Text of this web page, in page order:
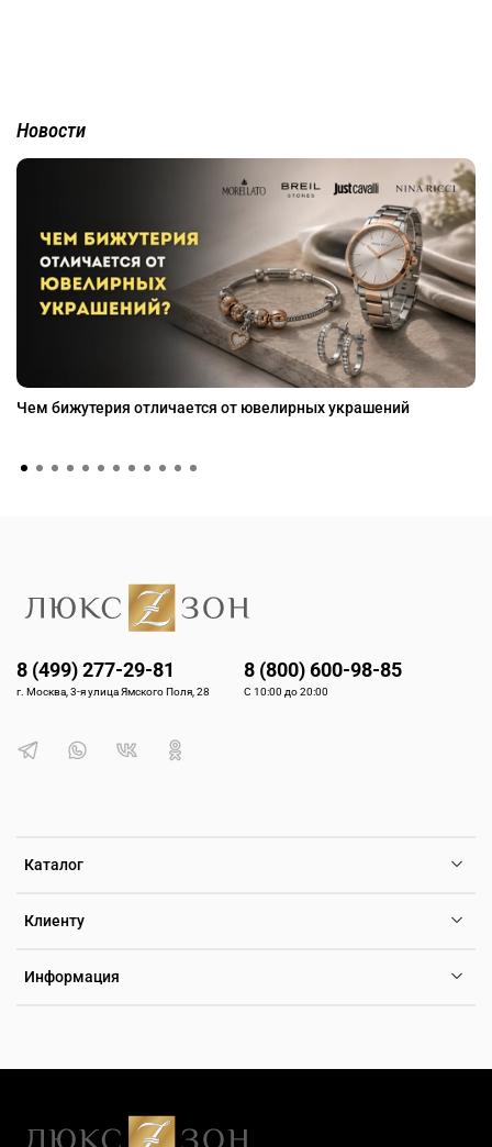
Новости
Чем бижутерия отличается от ювелирных украшений
Каталог
Клиенту
Информация
8 (499) 277-29-81
г. Москва, 3-я улица Ямского Поля, 28
8 (800) 600-98-85
С 10:00 до 20:00